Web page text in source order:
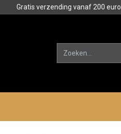
Gratis verzending vanaf 200 euro